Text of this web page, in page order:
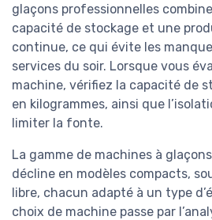
glaçons professionnelles
capacité de stockage et une
continue, ce qui évite les
services du soir. Lorsque vous
machine, vérifiez la capacité de
en kilogrammes, ainsi que
limiter la fonte.
La gamme de machines à
décline en modèles compacts,
libre, chacun adapté à un type
choix de machine passe par